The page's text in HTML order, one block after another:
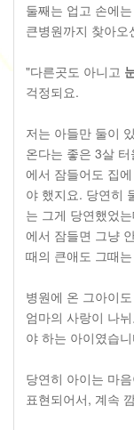
둘째는 업고 손에
큰병원까지 찾아오
"다른곳도 아니고
걱정되요.
저는 아들만 둘이
온다는 좋은 3살
에서 잠들어도 집
야 했지요. 당연히
는 그게 당연했었
에서 잠들면 그냥
때의 큰애도 그때
병원에 온 그아이
엄마의 사랑이 나
야 하는 아이였습
당연히 아이는 마
표현되어서, 계속